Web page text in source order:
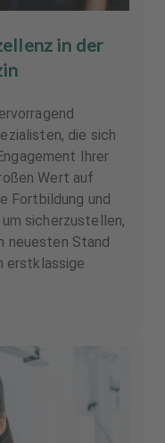
in der
die sich
Ihrer
Wert auf
Fortbildung und
sicherzustellen,
neuesten Stand
erstklassige